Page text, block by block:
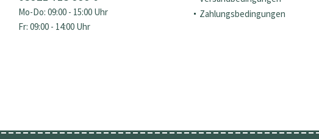
Mo-Do: 09:00 - 15:00 Uhr
Fr: 09:00 - 14:00 Uhr
Zahlungsbedingungen